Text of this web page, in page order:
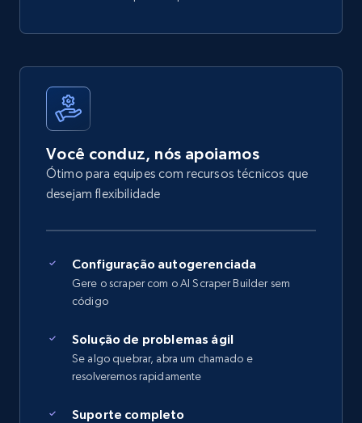
Você conduz, nós apoiamos
Ótimo para equipes com recursos técnicos que
desejam flexibilidade
Configuração autogerenciada
Gere o scraper com o AI Scraper Builder sem
código
Solução de problemas ágil
Se algo quebrar, abra um chamado e
resolveremos rapidamente
Suporte completo